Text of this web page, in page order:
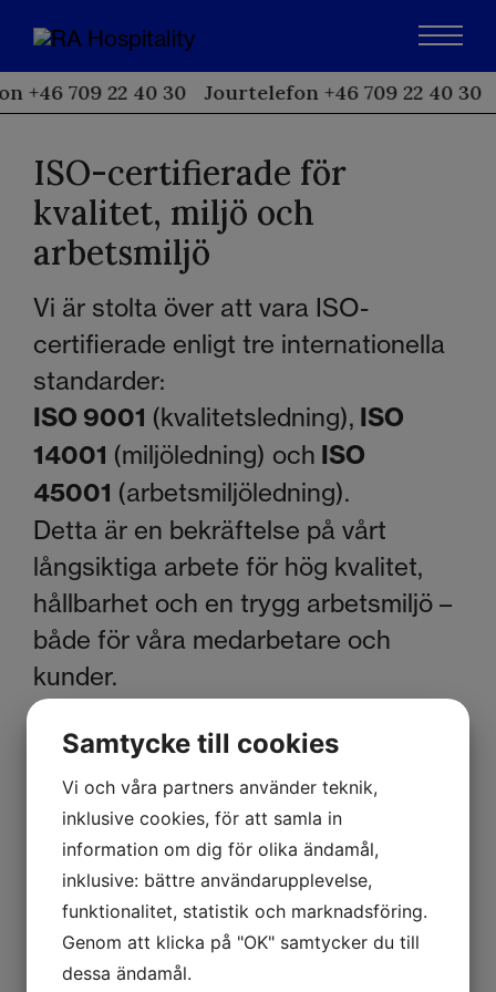
+46 709 22 40 30 Jourtelefon +46 709 22 40 30
ISO-certifierade för
kvalitet, miljö och
arbetsmiljö
Vi är stolta över att vara ISO-
certifierade enligt tre internationella
standarder:
ISO 9001 (kvalitetsledning), ISO
14001 (miljöledning) och ISO
45001 (arbetsmiljöledning).
Detta är en bekräftelse på vårt
långsiktiga arbete för hög kvalitet,
hållbarhet och en trygg arbetsmiljö –
både för våra medarbetare och
kunder.
Samtycke till cookies
Vi och våra partners använder teknik,
inklusive cookies, för att samla in
information om dig för olika ändamål,
inklusive: bättre användarupplevelse,
funktionalitet, statistik och marknadsföring.
Genom att klicka på "OK" samtycker du till
dessa ändamål.